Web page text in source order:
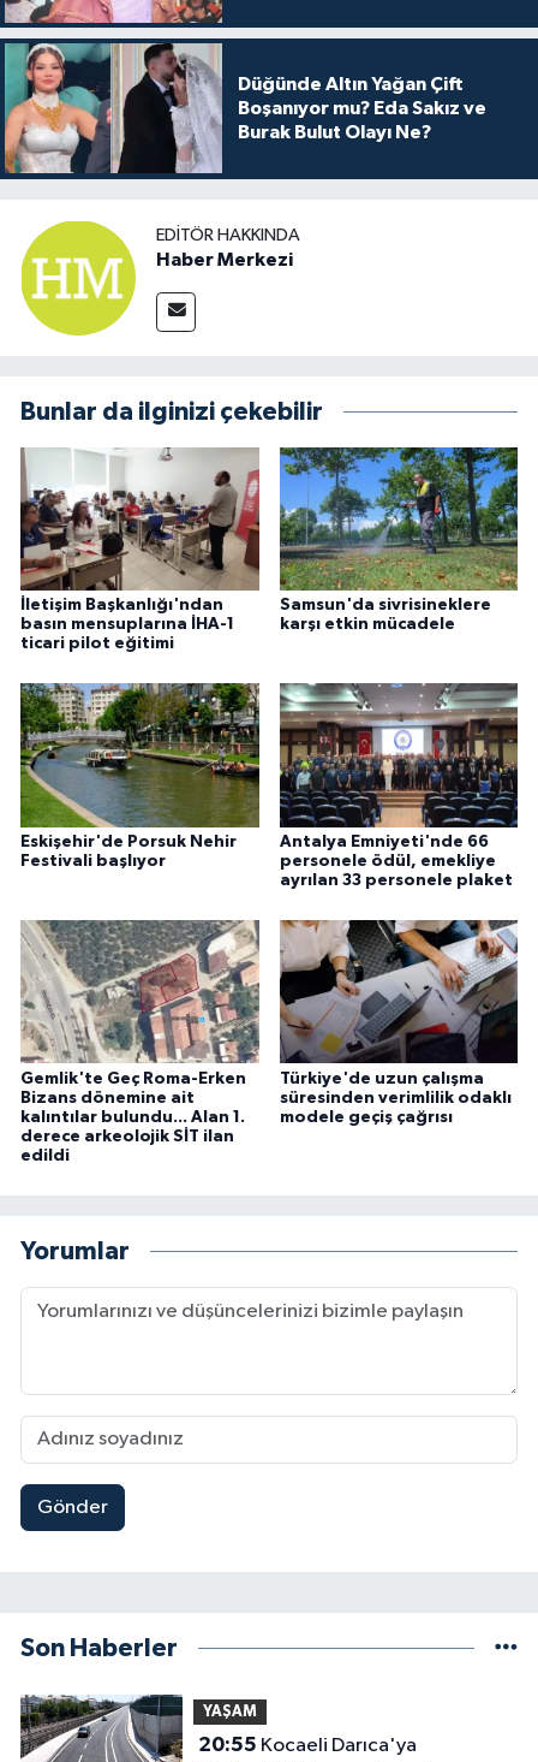
Düğünde Altın Yağan Çift
Boşanıyor mu? Eda Sakız ve
Burak Bulut Olayı Ne?
EDITÖR HAKKINDA
Haber Merkezi
Bunlar da ilginizi çekebilir
İletişim Başkanlığı'ndan
basın mensuplarına İHA-1
ticari pilot eğitimi
Samsun'da sivrisineklere
karşı etkin mücadele
Eskişehir'de Porsuk Nehir
Festivali başlıyor
Antalya Emniyeti'nde 66
personele ödül, emekliye
ayrılan 33 personele plaket
Gemlik'te Geç Roma-Erken
Bizans dönemine ait
kalıntılar bulundu... Alan 1.
derece arkeolojik SİT ilan
edildi
Türkiye'de uzun çalışma
süresinden verimlilik odaklı
modele geçiş çağrısı
Yorumlar
Gönder
Son Haberler
YAŞAM
20:55